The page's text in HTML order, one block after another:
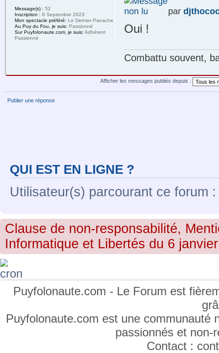
par
Oui !
Combattu souvent,
Message(s) : 52
Inscription : 8 Septembre 2023
Mon spectacle préféré: Le Dernier Panache
Au Puy du Fou, je suis: Passionné
Sur Puyfolonaute.com, je suis: Adhérent
Passionné
Afficher les messages publiés depuis :
Publier une réponse
QUI EST EN LIGNE ?
Utilisateur(s) parcourant ce forum
Clause de non-responsabilité,
Informatique et Libertés du 6
Puyfolonaute.com - Le Forum est
Puyfolonaute.com est une communauté
passionnés et
Contact :